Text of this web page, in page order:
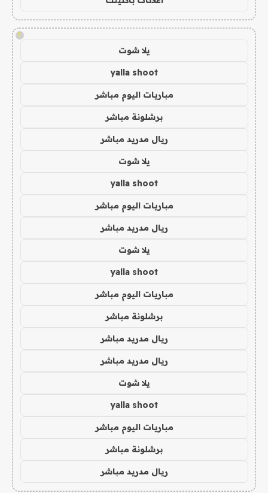
!
يلا شوت
yalla shoot
مباريات اليوم مباشر
برشلونة مباشر
ريال مدريد مباشر
يلا شوت
yalla shoot
مباريات اليوم مباشر
ريال مدريد مباشر
يلا شوت
yalla shoot
مباريات اليوم مباشر
برشلونة مباشر
ريال مدريد مباشر
ريال مدريد مباشر
يلا شوت
yalla shoot
مباريات اليوم مباشر
برشلونة مباشر
ريال مدريد مباشر